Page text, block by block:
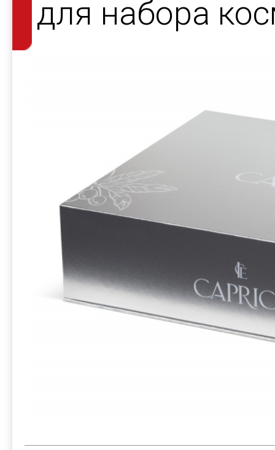
для набора